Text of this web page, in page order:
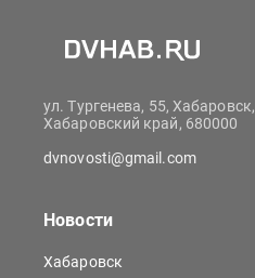
ул. Тургенева, 55, Хабаровск,
Хабаровский край, 680000
dvnovosti@gmail.com
Новости
Хабаровск